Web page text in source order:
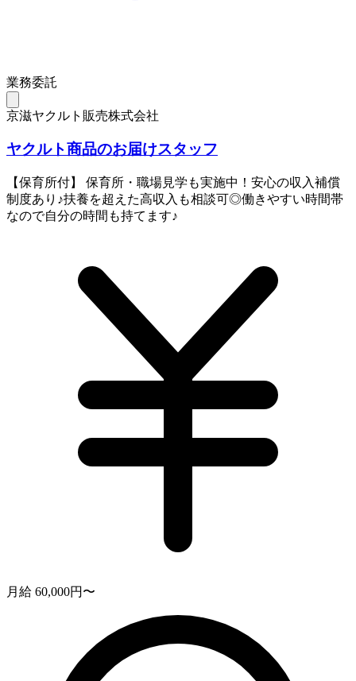
業務委託
京滋ヤクルト販売株式会社
ヤクルト商品のお届けスタッフ
【保育所付】 保育所・職場見学も実施中！安心の収入補償
制度あり♪扶養を超えた高収入も相談可◎働きやすい時間帯
なので自分の時間も持てます♪
月給 60,000円〜